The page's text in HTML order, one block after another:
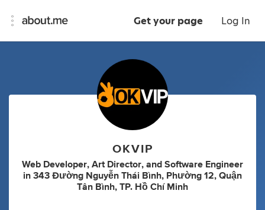
Get your page Log In
OKVIP
Web Developer, Art Director, and Software Engineer
in 343 Đường Nguyễn Thái Bình, Phường 12, Quận
Tân Bình, TP. Hồ Chí Minh